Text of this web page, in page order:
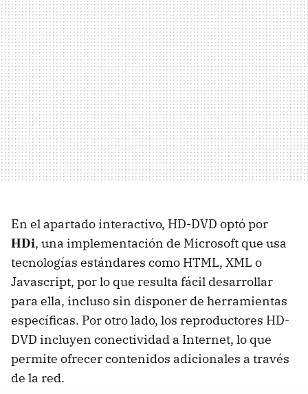
En el apartado interactivo, HD-DVD optó por
HDi, una implementación de Microsoft que usa
tecnologías estándares como HTML, XML o
Javascript, por lo que resulta fácil desarrollar
para ella, incluso sin disponer de herramientas
específicas. Por otro lado, los reproductores HD-
DVD incluyen conectividad a Internet, lo que
permite ofrecer contenidos adicionales a través
de la red.